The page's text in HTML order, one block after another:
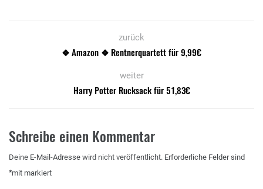
zurück
❖ Amazon ❖ Rentnerquartett für 9,99€
weiter
Harry Potter Rucksack für 51,83€
Schreibe einen Kommentar
Deine E-Mail-Adresse wird nicht veröffentlicht. Erforderliche Felder sind
mit
* markiert